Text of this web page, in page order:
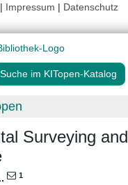
| Impressum | Datenschutz
Suche im KITopen-Katalog
Surveying and
1